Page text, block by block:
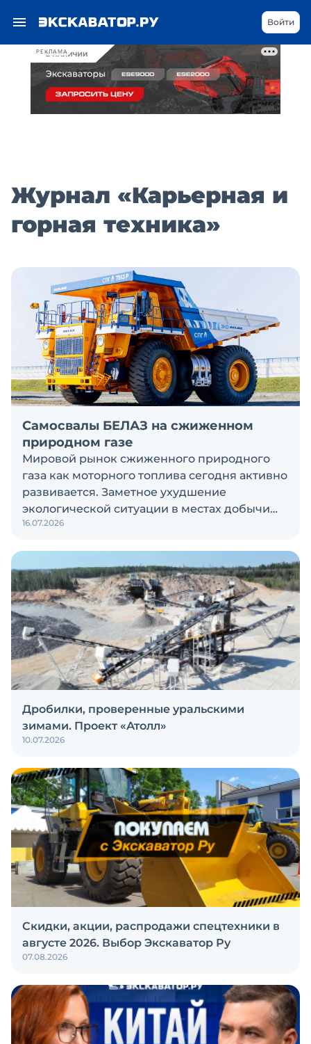
РЕКЛАМА
Войти
Журнал «Карьерная и
горная техника»
Самосвалы БЕЛАЗ на сжиженном
природном газе
Мировой рынок сжиженного природного
газа как моторного топлива сегодня активно
развивается. Заметное ухудшение
экологической ситуации в местах добычи
полезных ископаемых и стремительный
техники, работающей на альтернативном
топливе
16.07.2026
Дробилки, проверенные уральскими
зимами. Проект «Атолл»
10.07.2026
Скидки, акции, распродажи спецтехники в
августе 2026. Выбор Экскаватор Ру
07.08.2026